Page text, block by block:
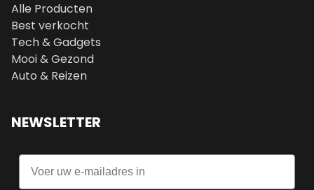
Alle Producten
Best verkocht
Tech & Gadgets
Mooi & Gezond
Auto & Reizen
NEWSLETTER
Email